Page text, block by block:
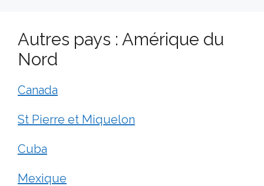
Autres pays : Amérique du
Nord
Canada
St Pierre et Miquelon
Cuba
Mexique